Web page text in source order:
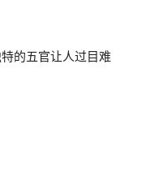
的五官让人过目难